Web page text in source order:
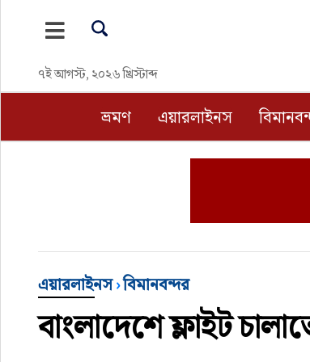
৭ই আগস্ট, ২০২৬ খ্রিস্টাব্দ
এয়ারলাইনস
বিমানবন্দর
বিদেশযাত্রা
প্রবাস
ভ্রমণ এয়ারলাইনস
এয়ারলাইনস›বিমানবন্দর
বাংলাদেশে ফ্লাইট